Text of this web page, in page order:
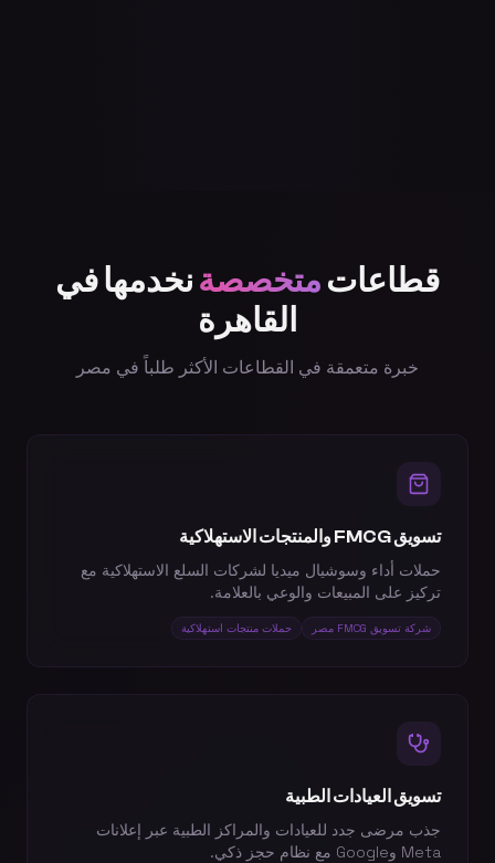
قطاعات متخصصة نخدمها في
القاهرة
خبرة متعمقة في القطاعات الأكثر طلباً في مصر
تسويق FMCG والمنتجات الاستهلاكية
حملات أداء وسوشيال ميديا لشركات السلع الاستهلاكية مع
تركيز على المبيعات والوعي بالعلامة.
شركة تسويق FMCG مصر حملات منتجات استهلاكية
تسويق العيادات الطبية
جذب مرضى جدد للعيادات والمراكز الطبية عبر إعلانات
Meta وGoogle مع نظام حجز ذكي.